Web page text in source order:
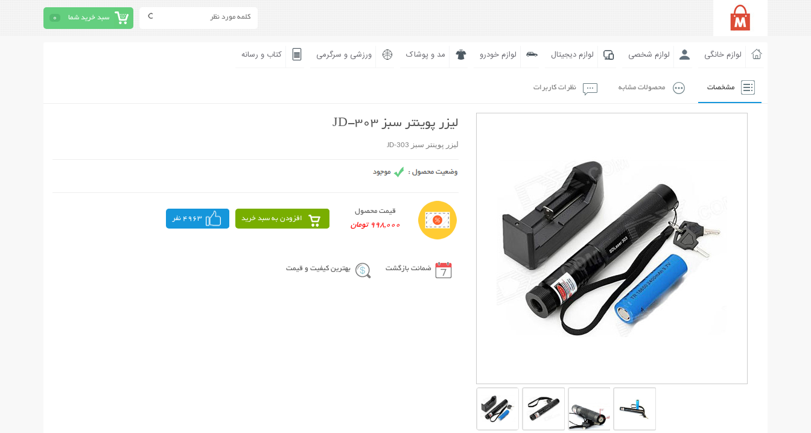
سبد خرید شما 0
لوازم خانگی لوازم شخصی لوازم دیجیتال لوازم خودرو مد و پوشاک ورزشی و سرگرمی کتاب و رسانه
مشخصات محصولات مشابه نظرات کاربرات
لیزر پوینتر سبز JD-303
لیزر پوینتر سبز JD-303
قیمت محصول
998,000 تومان
افزودن به سبد خرید 4963 نفر
ضمانت بازگشت بهترین کیفیت و قیمت